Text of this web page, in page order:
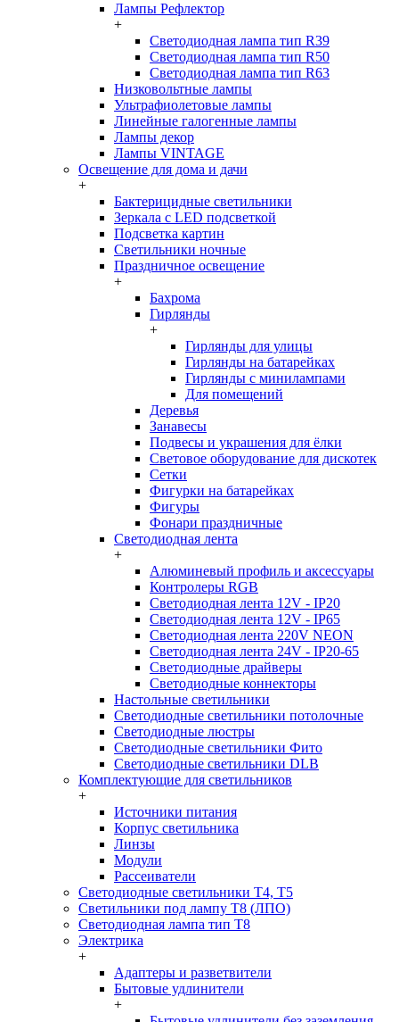
Лампы Рефлектор
+
Светодиодная лампа тип R39
Светодиодная лампа тип R50
Светодиодная лампа тип R63
Низковольтные лампы
Ультрафиолетовые лампы
Линейные галогенные лампы
Лампы декор
Лампы VINTAGE
Освещение для дома и дачи
+
Бактерицидные светильники
Зеркала с LED подсветкой
Подсветка картин
Светильники ночные
Праздничное освещение
+
Бахрома
Гирлянды
+
Гирлянды для улицы
Гирлянды на батарейках
Гирлянды с минилампами
Для помещений
Деревья
Занавесы
Подвесы и украшения для ёлки
Световое оборудование для дискотек
Сетки
Фигурки на батарейках
Фигуры
Фонари праздничные
Светодиодная лента
+
Алюминевый профиль и аксессуары
Контролеры RGB
Светодиодная лента 12V - IP20
Светодиодная лента 12V - IP65
Светодиодная лента 220V NEON
Светодиодная лента 24V - IP20-65
Светодиодные драйверы
Светодиодные коннекторы
Настольные светильники
Светодиодные светильники потолочные
Светодиодные люстры
Светодиодные светильники Фито
Светодиодные светильники DLB
Комплектующие для светильников
+
Источники питания
Корпус светильника
Линзы
Модули
Рассеиватели
Светодиодные светильники T4, T5
Светильники под лампу Т8 (ЛПО)
Светодиодная лампа тип T8
Электрика
+
Адаптеры и разветвители
Бытовые удлинители
+